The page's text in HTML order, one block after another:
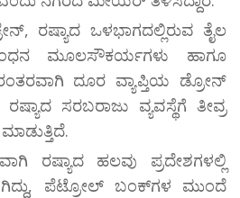
ರಷ್ಯಾದ ಒಳಭಾಗದಲ್ಲಿರುವ ತೈಲ
ಇಂಧನ ಮೂಲಸೌಕರ್ಯಗಳು ಹಾಗೂ
ದೂರ ವ್ಯಾಪ್ತಿಯ ಡ್ರೋನ್
ರಷ್ಯಾದ ಸರಬರಾಜು ವ್ಯವಸ್ಥೆಗೆ ತೀವ್ರ
ರಷ್ಯಾದ ಹಲವು ಪ್ರದೇಶಗಳಲ್ಲಿ
ಪೆಟ್ರೋಲ್ ಬಂಕ್‌ಗಳ ಮುಂದೆ